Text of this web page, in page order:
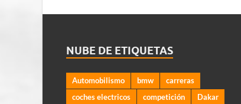
NUBE DE ETIQUETAS
Automobilismo bmw
carreras
coches electricos
competición
Dakar